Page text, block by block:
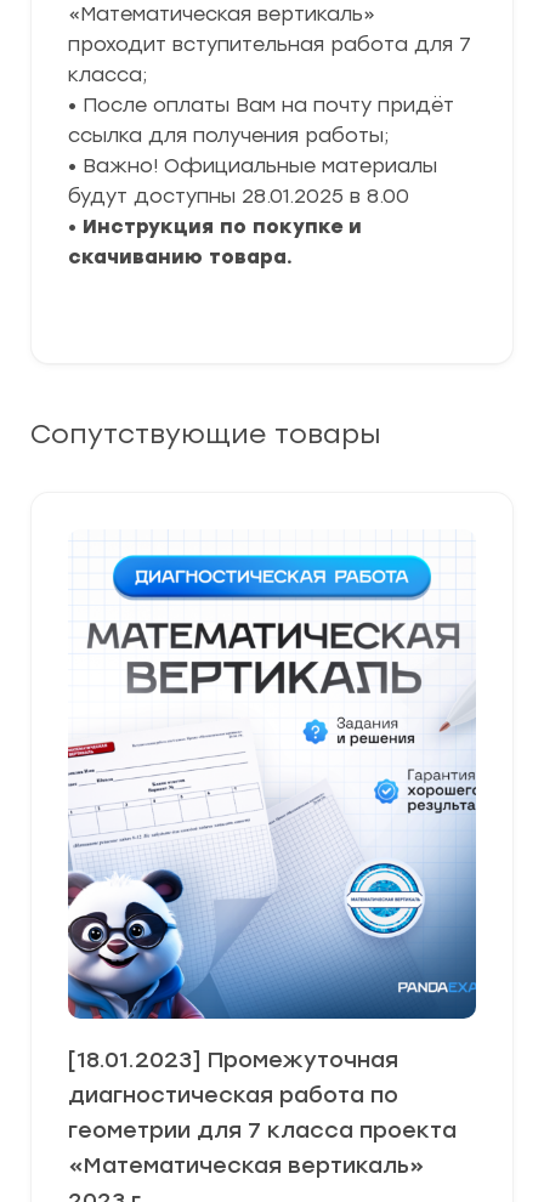
«Математическая вертикаль»
проходит вступительная работа для 7
класса;
• После оплаты Вам на почту придёт
ссылка для получения работы;
• Важно! Официальные материалы
будут доступны 28.01.2025 в 8.00
• Инструкция по покупке и
скачиванию товара.
Сопутствующие товары
[18.01.2023] Промежуточная
диагностическая работа по
геометрии для 7 класса проекта
«Математическая вертикаль»